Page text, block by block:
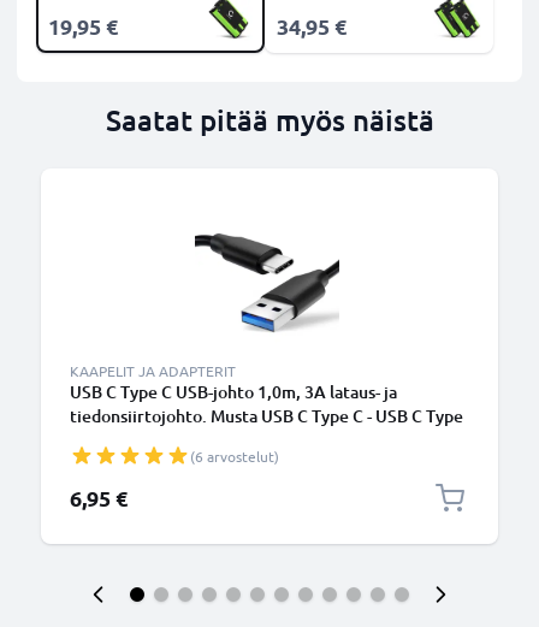
19,95 € 34,95 €
Saatat pitää myös näistä
KAAPELIT JA ADAPTERIT
USB C Type C USB-johto 1,0m, 3A lataus- ja
tiedonsiirtojohto. Musta USB C Type C - USB C Type
(6 arvostelut)
6,95 €